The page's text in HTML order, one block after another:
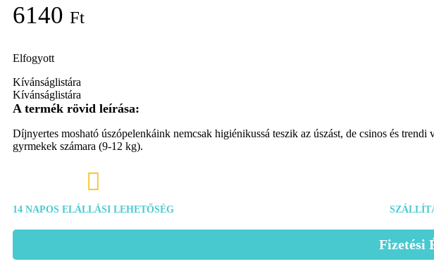
6140 Ft
Díjnyertes mosható úszópelenkáink nemcsak higiénikussá teszik az úszást, de csinos és
gyrmekek számara (9-12 kg).
Elfogyott
Kívánságlistára
Kívánságlistára

14 NAPOS ELÁLLÁSI LEHETŐSÉG
Fizetési